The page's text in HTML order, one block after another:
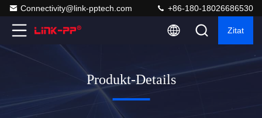
Connectivity@link-pptech.com +86-180-18026686530
Zitat
Produkt-Details